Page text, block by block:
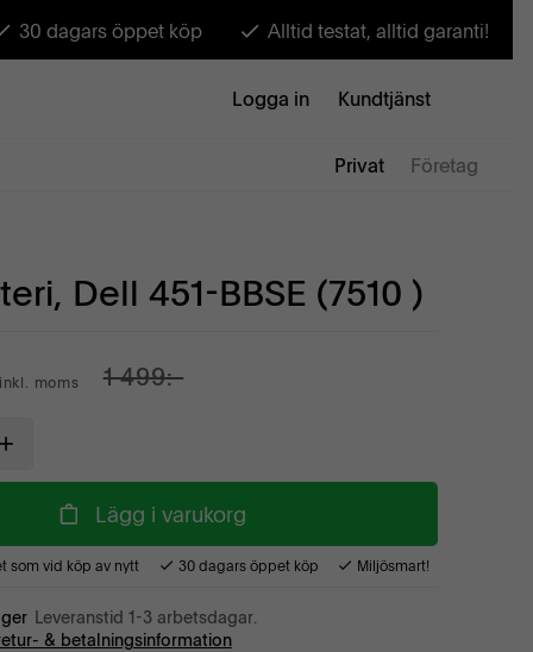
30 dagars öppet köp Alltid testat, alltid garanti!
Logga in Kundtjänst
Privat Företag
Dell 451-BBSE (7510 )
inkl. moms 1 499:-
Lägg i varukorg
som vid köp av nytt 30 dagars öppet köp Miljösmart!
Leveranstid 1-3 arbetsdagar.
& betalningsinformation